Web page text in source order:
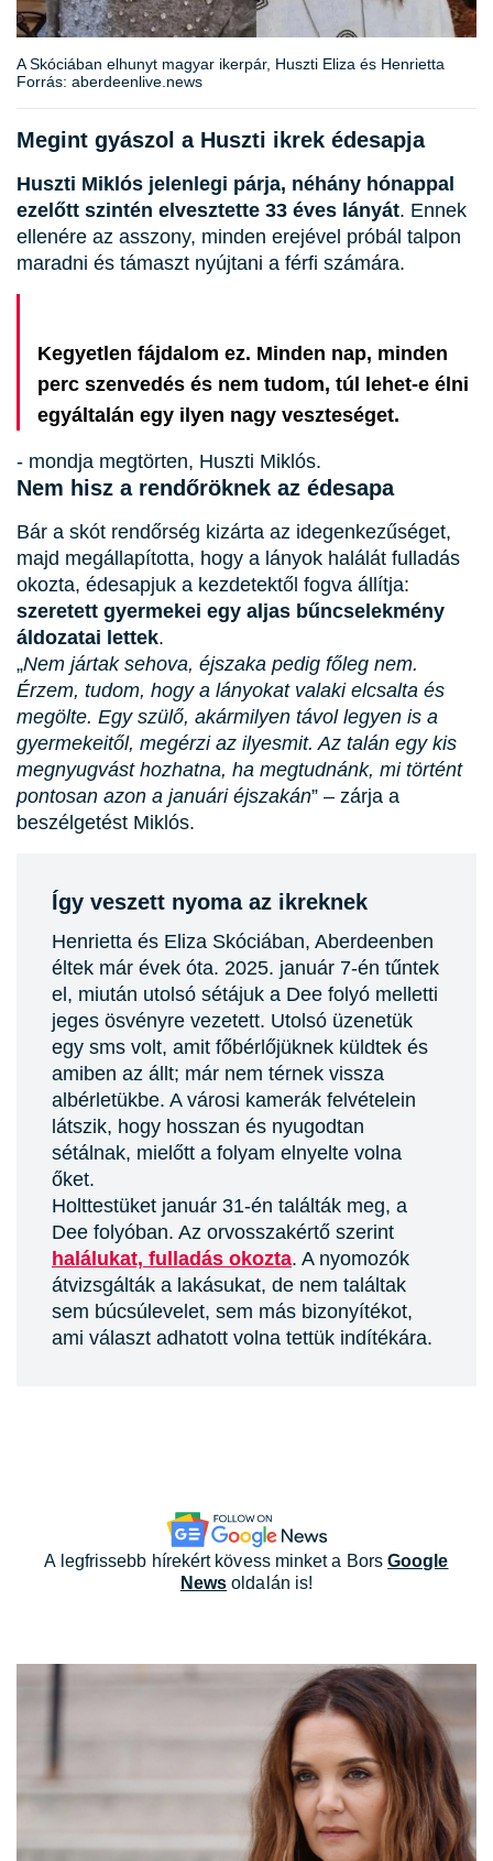
A Skóciában elhunyt magyar ikerpár, Huszti Eliza és Henrietta
Forrás: aberdeenlive.news
Megint gyászol a Huszti ikrek édesapja
Huszti Miklós jelenlegi párja, néhány hónappal
ezelőtt szintén elvesztette 33 éves lányát. Ennek
ellenére az asszony, minden erejével próbál talpon
maradni és támaszt nyújtani a férfi számára.
Kegyetlen fájdalom ez. Minden nap, minden
perc szenvedés és nem tudom, túl lehet-e élni
egyáltalán egy ilyen nagy veszteséget.
- mondja megtörten, Huszti Miklós.
Nem hisz a rendőröknek az édesapa
Bár a skót rendőrség kizárta az idegenkezűséget,
majd megállapította, hogy a lányok halálát fulladás
okozta, édesapjuk a kezdetektől fogva állítja:
szeretett gyermekei egy aljas bűncselekmény
áldozatai lettek.
„Nem jártak sehova, éjszaka pedig főleg nem.
Érzem, tudom, hogy a lányokat valaki elcsalta és
megölte. Egy szülő, akármilyen távol legyen is a
gyermekeitől, megérzi az ilyesmit. Az talán egy kis
megnyugvást hozhatna, ha megtudnánk, mi történt
pontosan azon a januári éjszakán” – zárja a
beszélgetést Miklós.
Így veszett nyoma az ikreknek
Henrietta és Eliza Skóciában, Aberdeenben
éltek már évek óta. 2025. január 7-én tűntek
el, miután utolsó sétájuk a Dee folyó melletti
jeges ösvényre vezetett. Utolsó üzenetük
egy sms volt, amit főbérlőjüknek küldtek és
amiben az állt; már nem térnek vissza
albérletükbe. A városi kamerák felvételein
látszik, hogy hosszan és nyugodtan
sétálnak, mielőtt a folyam elnyelte volna
őket.
Holttestüket január 31-én találták meg, a
Dee folyóban. Az orvosszakértő szerint
halálukat, fulladás okozta. A nyomozók
átvizsgálták a lakásukat, de nem találtak
sem búcsúlevelet, sem más bizonyítékot,
ami választ adhatott volna tettük indítékára.
A legfrissebb hírekért kövess minket a BorsGoogle
News oldalán is!